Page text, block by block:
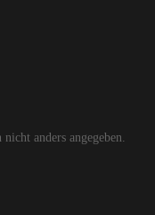
anders angegeben.